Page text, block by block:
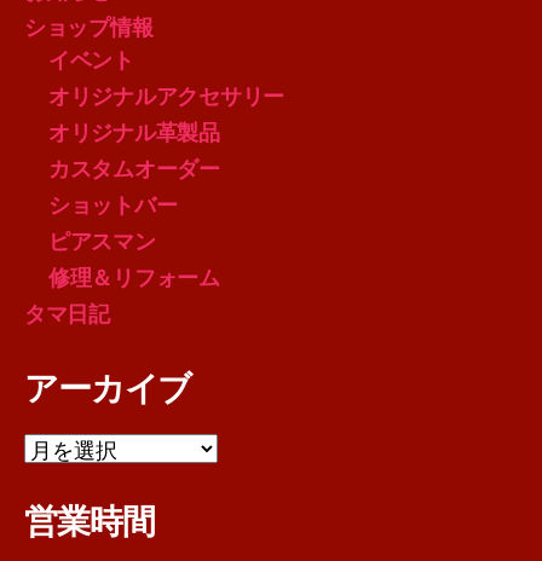
ショップ情報
イベント
オリジナルアクセサリー
オリジナル革製品
カスタムオーダー
ショットバー
ピアスマン
修理＆リフォーム
タマ日記
アーカイブ
ア
イ
営業時間